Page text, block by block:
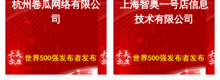
信用评估-浙江禾晨评估盛元印务AAA信用等级
信用评估-浙江禾晨评估顿阁电气AAA信用等级
信用评估-浙江禾晨评估汉武帝AAA信用等级
杭州卷瓜网络有限公
司
上海智奥一号店信息
技术有限公司